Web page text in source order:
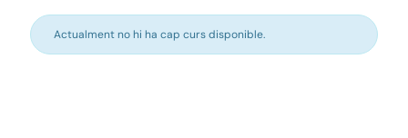
Actualment no hi ha cap curs disponible.